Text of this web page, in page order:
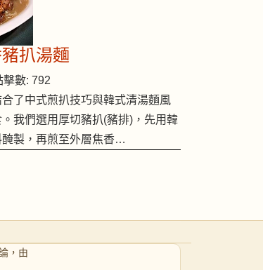
扒湯麵
擊數: 792
了中式煎扒技巧與韓式清湯麵風
我們選用厚切豬扒(豬排)，先用韓
醃製，再煎至外層焦香…
，由